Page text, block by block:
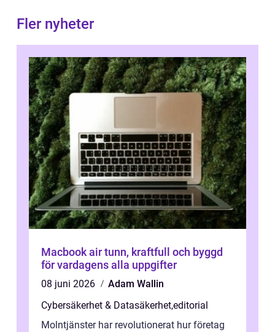
Fler nyheter
Macbook air tunn, kraftfull och byggd
för vardagens alla uppgifter
08 juni 2026
Adam Wallin
Cybersäkerhet & Datasäkerhet,editorial
Molntjänster har revolutionerat hur företag